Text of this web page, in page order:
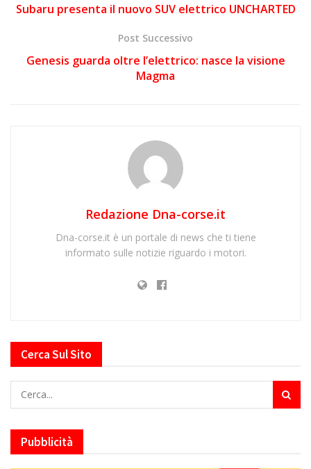
Subaru presenta il nuovo SUV elettrico UNCHARTED
Post Successivo
Genesis guarda oltre l’elettrico: nasce la visione
Magma
Redazione Dna-corse.it
Dna-corse.it è un portale di news che ti tiene
informato sulle notizie riguardo i motori.
Cerca Sul Sito
Pubblicità